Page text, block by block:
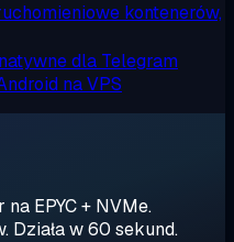
kontenerów,
dla Telegram
na VPS
EPYC + NVMe.
Działa w 60 sekund.